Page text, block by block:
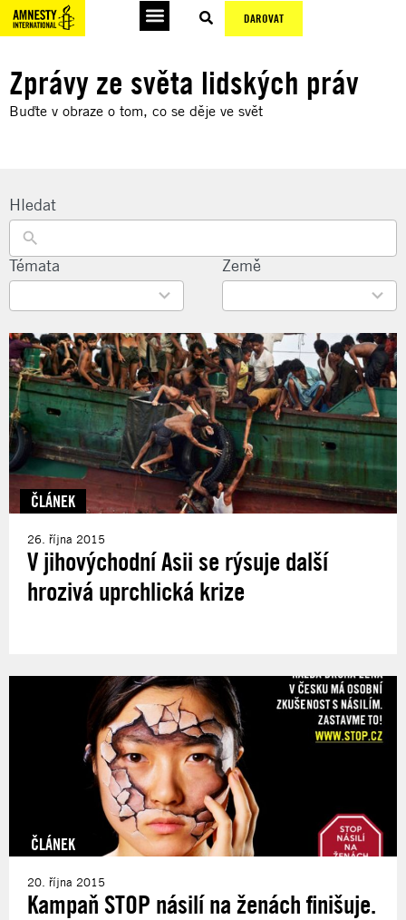
DAROVAT
Zprávy ze světa lidských práv
Buďte v obraze o tom, co se děje ve svět
Hledat
Témata
22
results
Země
135
results
ČLÁNEK
26. října 2015
V jihovýchodní Asii se rýsuje další
hrozivá uprchlická krize
ČLÁNEK
20. října 2015
Kampaň STOP násilí na ženách finišuje.